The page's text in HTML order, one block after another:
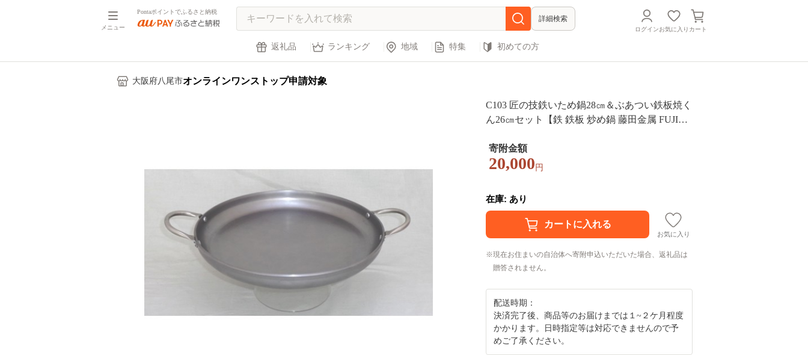
メニュー
Pontaポイントでふるさと納税
詳細検索
ログインお気に入り カート
返礼品 ランキング 地域 特集 初めての方
大阪府八尾市オンラインワンストップ申請対象
C103 匠の技鉄いため鍋28㎝＆ぶあつい鉄板焼く
ん26㎝セット【鉄 鉄板 炒め鍋 藤田金属 FUJITA
持ち 大阪府 八尾】
寄附金額
20,000 円
在庫: あり
お気に入り
現在お住まいの自治体へ寄附申込いただいた場合、返礼品は
贈答されません。
配送時期：
決済完了後、商品等のお届けまでは１~２ケ月程度
かかります。日時指定等は対応できませんので予
めご了承ください。